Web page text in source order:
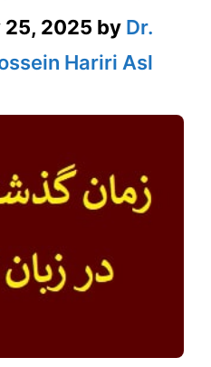
25, 2025 by Dr.
Hariri Asl